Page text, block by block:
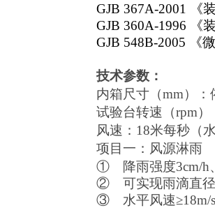
GJB 367A-2001 《
GJB 360A-1996 《
GJB 548B-2005 《
技术参数：
内箱尺寸（mm）：
试验台转速（rpm）
风速：18米每秒（
项目一：风源淋雨
① 降雨强度3cm/
② 可实现雨滴直
③ 水平风速